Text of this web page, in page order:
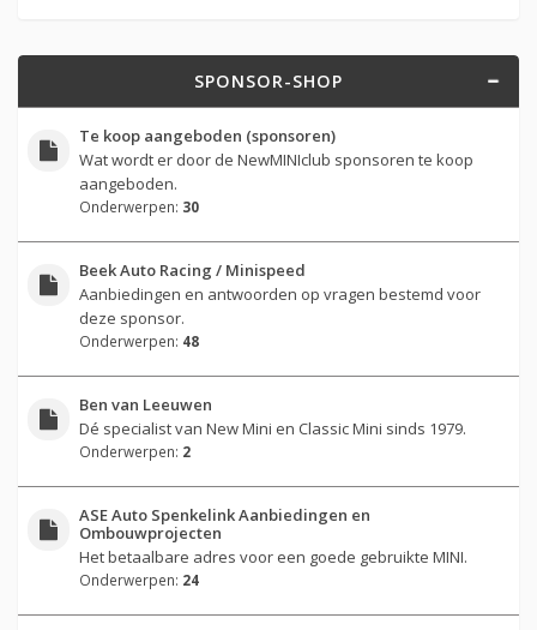
SPONSOR-SHOP
Te koop aangeboden (sponsoren)
Wat wordt er door de NewMINIclub sponsoren te koop
aangeboden.
Onderwerpen: 30
Beek Auto Racing / Minispeed
Aanbiedingen en antwoorden op vragen bestemd voor
deze sponsor.
Onderwerpen: 48
Ben van Leeuwen
Dé specialist van New Mini en Classic Mini sinds 1979.
Onderwerpen: 2
ASE Auto Spenkelink Aanbiedingen en
Ombouwprojecten
Het betaalbare adres voor een goede gebruikte MINI.
Onderwerpen: 24